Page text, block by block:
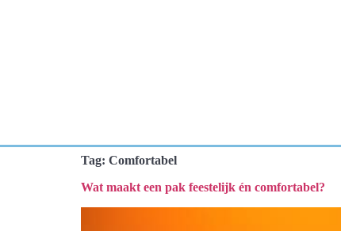
Tag: Comfortabel
Wat maakt een pak feestelijk én comfortabel?